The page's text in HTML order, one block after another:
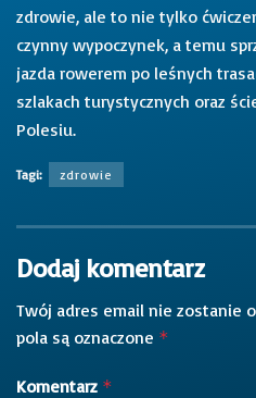
zdrowie, ale to nie tylko
czynny wypoczynek, a temu
jazda rowerem po leśnych
szlakach turystycznych oraz
Polesiu.
Tagi: zdrowie
Dodaj komentarz
Twój adres email nie zostanie
pola są oznaczone *
Komentarz *